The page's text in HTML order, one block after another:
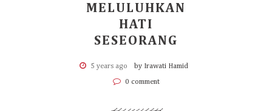
MELULUHKAN
HATI
SESEORANG
5 years ago by Irawati Hamid
0 comment